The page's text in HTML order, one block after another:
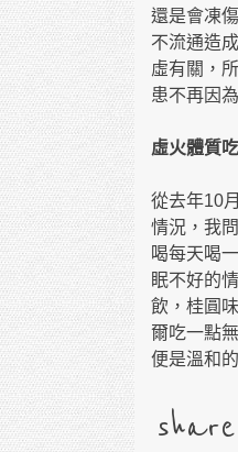
還是會凍
不流通造
虛有關，
患不再因
虛火體質
從去年10
情況，我
喝每天喝
眠不好的
飲，桂圓
爾吃一點
便是溫和